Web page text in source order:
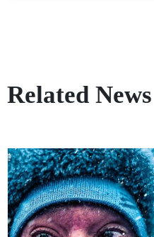
Related News